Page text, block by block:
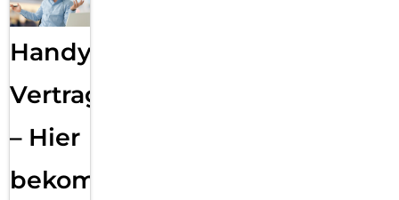
Handy
Vertragsabwicklung
– Hier
bekommst